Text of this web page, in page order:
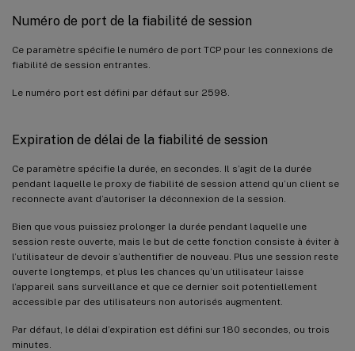
Numéro de port de la fiabilité de session
Ce paramètre spécifie le numéro de port TCP pour les connexions de
fiabilité de session entrantes.
Le numéro port est défini par défaut sur 2598.
Expiration de délai de la fiabilité de session
Ce paramètre spécifie la durée, en secondes. Il s’agit de la durée
pendant laquelle le proxy de fiabilité de session attend qu’un client se
reconnecte avant d’autoriser la déconnexion de la session.
Bien que vous puissiez prolonger la durée pendant laquelle une
session reste ouverte, mais le but de cette fonction consiste à éviter à
l’utilisateur de devoir s’authentifier de nouveau. Plus une session reste
ouverte longtemps, et plus les chances qu’un utilisateur laisse
l’appareil sans surveillance et que ce dernier soit potentiellement
accessible par des utilisateurs non autorisés augmentent.
Par défaut, le délai d’expiration est défini sur 180 secondes, ou trois
minutes.